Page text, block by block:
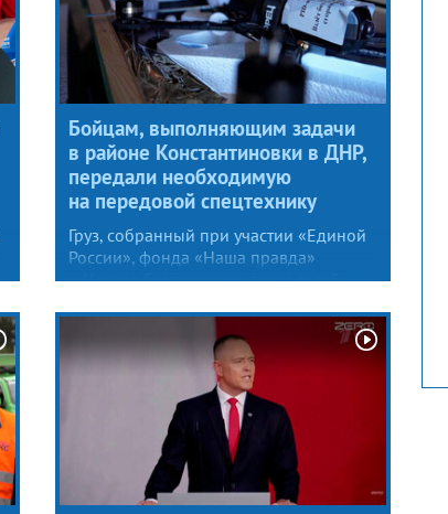
Бойцам, выполняющим задачи
в районе Константиновки в ДНР,
передали необходимую
на передовой спецтехнику
Груз, собранный при участии «Единой
России», фонда «Наша правда»
и Центра беспилотных технологий,
исполкома партии Александр Сидякин.